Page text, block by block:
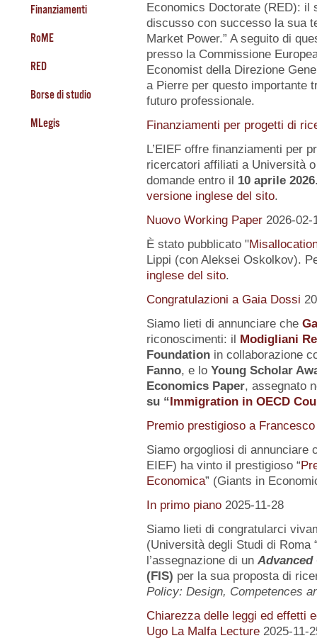
Finanziamenti
RoME
RED
Borse di studio
MLegis
Economics Doctorate (RED): il
discusso con successo la sua
Market Power.” A seguito di
presso la Commissione
Economist della Direzione
a Pierre per questo importante
futuro professionale.
Finanziamenti per progetti di
L’EIEF offre finanziamenti per
ricercatori affiliati a Università
domande entro il 10 aprile 2026
versione inglese del sito.
Nuovo Working Paper 2026-02-
È stato pubblicato "
Lippi (con Aleksei Oskolkov).
inglese del sito.
Congratulazioni a Gaia Dossi
Siamo lieti di annunciare che
riconoscimenti: il Modigliani
Foundationin collaborazione
Fanno, e lo Young Scholar
Economics Paper, assegnato
su“Immigration in OECD
Premio prestigioso a
Siamo orgogliosi di annunciare
EIEF) ha vinto il prestigioso “
Economica” (Giants in
In primo piano 2025-11-28
Siamo lieti di congratularci
(Università degli Studi di Roma
l’assegnazione di un Advanced
(FIS) per la sua proposta di
Policy: Design, Competences
Chiarezza delle leggi ed effetti
Ugo La Malfa Lecture 2025-11-